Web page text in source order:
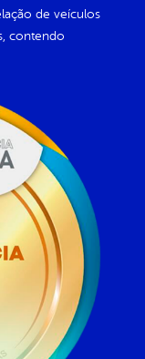
de veículos
contendo